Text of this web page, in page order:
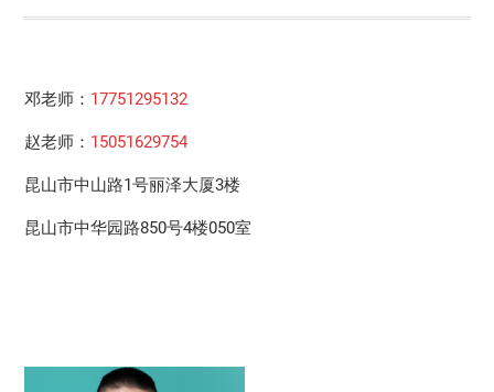
邓老师： 17751295132
赵老师： 15051629754
昆山市中山路1号丽泽大厦3楼
昆山市中华园路850号4楼050室